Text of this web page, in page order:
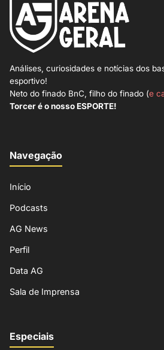
Análises, curiosidades e notícias dos
esportivo!
Neto do finado BnC, filho do finado (e
Torcer é o nosso ESPORTE!
Navegação
Início
Podcasts
AG News
Perfil
Data AG
Sala de Imprensa
Especiais